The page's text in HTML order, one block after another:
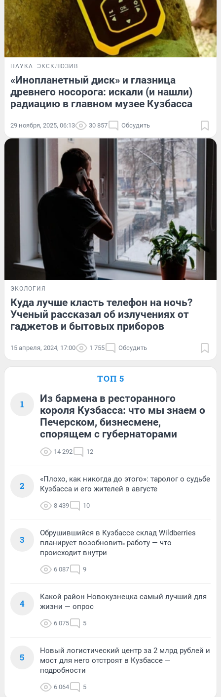
НАУКА ЭКСКЛЮЗИВ
«Инопланетный диск» и глазница
древнего носорога: искали (и нашли)
радиацию в главном музее Кузбасса
29 ноября, 2025, 06:13 30 857 Обсудить
ЭКОЛОГИЯ
Куда лучше класть телефон на ночь?
Ученый рассказал об излучениях от
гаджетов и бытовых приборов
15 апреля, 2024, 17:00 1 755 Обсудить
ТОП 5
1
Из бармена в ресторанного
короля Кузбасса: что мы знаем о
Печерском, бизнесмене,
спорящем с губернаторами
14 292 12
2
«Плохо, как никогда до этого»: таролог о судьбе
Кузбасса и его жителей в августе
8 439 10
3
Обрушившийся в Кузбассе склад Wildberries
планирует возобновить работу — что
происходит внутри
6 087 9
4
Какой район Новокузнецка самый лучший для
жизни — опрос
6 075 5
5
Новый логистический центр за 2 млрд рублей и
мост для него отстроят в Кузбассе —
подробности
6 064 5